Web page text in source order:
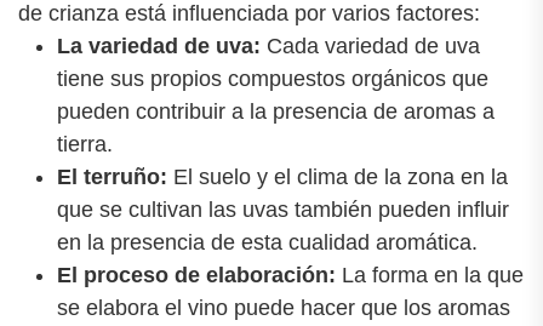
de crianza está influenciada por varios factores:
La variedad de uva: Cada variedad de uva
tiene sus propios compuestos orgánicos que
pueden contribuir a la presencia de aromas a
tierra.
El terruño: El suelo y el clima de la zona en la
que se cultivan las uvas también pueden influir
en la presencia de esta cualidad aromática.
El proceso de elaboración: La forma en la que
se elabora el vino puede hacer que los aromas